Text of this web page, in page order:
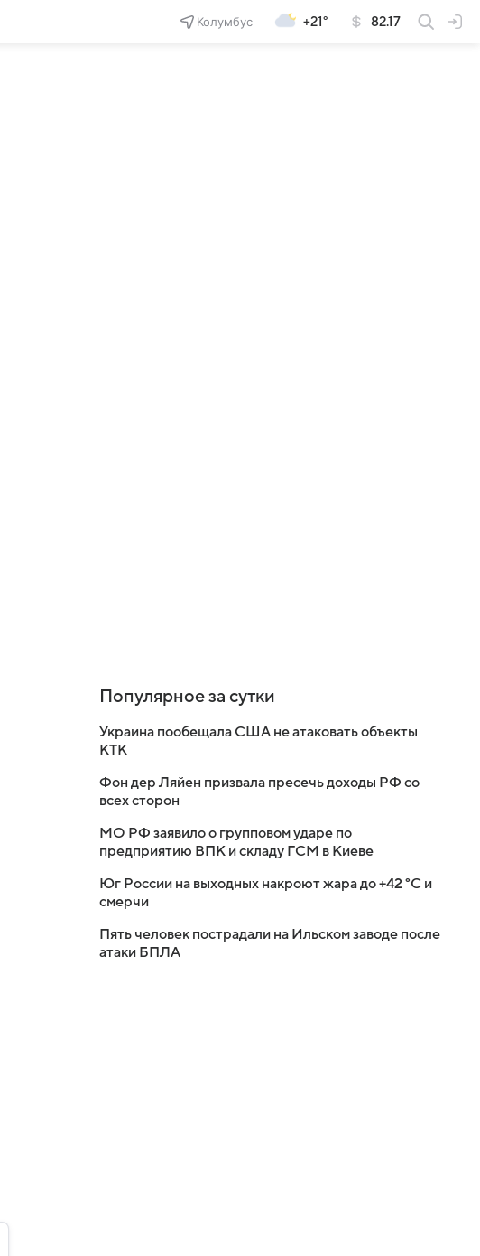
Колумбус +21° 82.17
Популярное за сутки
Украина пообещала США не атаковать объекты
КТК
Фон дер Ляйен призвала пресечь доходы РФ со
всех сторон
МО РФ заявило о групповом ударе по
предприятию ВПК и складу ГСМ в Киеве
Юг России на выходных накроют жара до +42 °C и
смерчи
Пять человек пострадали на Ильском заводе после
атаки БПЛА